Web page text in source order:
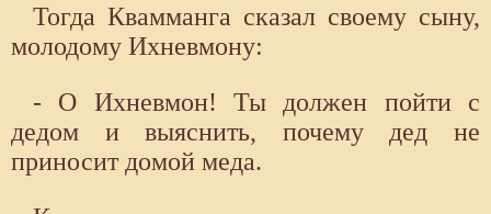
Тогда Квамманга сказал своему сыну,
молодому Ихневмону:
- О Ихневмон! Ты должен пойти с
дедом и выяснить, почему дед не
приносит домой меда.